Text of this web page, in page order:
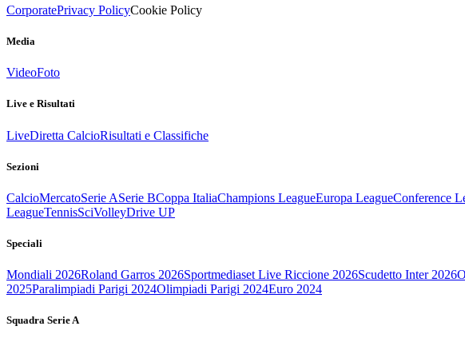
CorporatePrivacy PolicyCookie Policy
Media
VideoFoto
Live e Risultati
LiveDiretta CalcioRisultati e Classifiche
Sezioni
CalcioMercatoSerie ASerie BCoppa ItaliaChampions LeagueEuropa LeagueConference
LeagueTennisSciVolleyDrive UP
Speciali
Mondiali 2026Roland Garros 2026Sportmediaset Live Riccione 2026Scudetto Inter 2026
2025Paralimpiadi Parigi 2024Olimpiadi Parigi 2024Euro 2024
Squadra Serie A